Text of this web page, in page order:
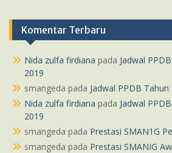
Komentar Terbaru
Nida zulfa firdiana pada Jadwal
2019
smangeda pada Jadwal PPDB
Nida zulfa firdiana pada Jadwal
2019
smangeda pada Prestasi SMAN1G
smangeda pada Prestasi SMANIG